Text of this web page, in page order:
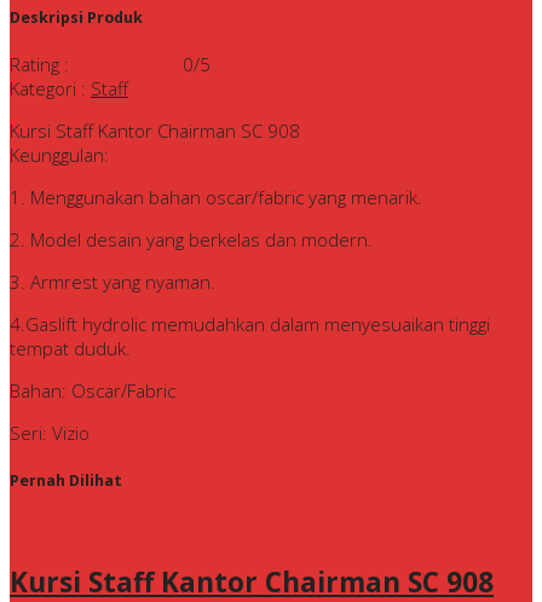
Deskripsi Produk
Rating : 0/5
Kategori : Staff
Kursi Staff Kantor Chairman SC 908
Keunggulan:
1. Menggunakan bahan oscar/fabric yang menarik.
2. Model desain yang berkelas dan modern.
3. Armrest yang nyaman.
4.Gaslift hydrolic memudahkan dalam menyesuaikan tinggi
tempat duduk.
Bahan: Oscar/Fabric
Seri: Vizio
Pernah Dilihat
Kursi Staff Kantor Chairman SC 908